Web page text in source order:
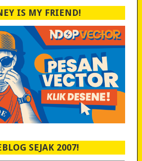
IS MY FRIEND!
SEJAK 2007!